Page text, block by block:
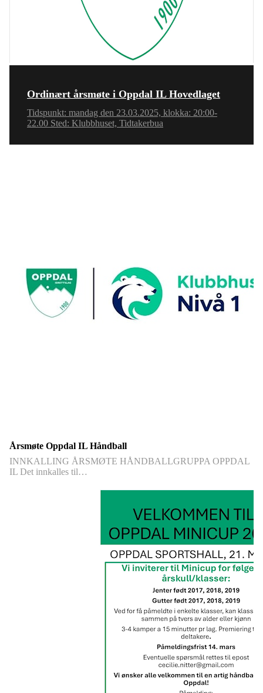
Ordinært årsmøte i Oppdal IL Hovedlaget
Tidspunkt: mandag den 23.03.2025, klokka: 20:00-
22.00 Sted: Klubbhuset, Tidtakerbua
Årsmøte Oppdal IL Håndball
INNKALLING ÅRSMØTE HÅNDBALLGRUPPA OPPDAL
IL Det innkalles til…